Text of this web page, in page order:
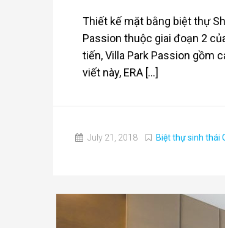
Thiết kế mặt bằng biệt thự
Passion thuộc giai đoạn 2
tiến, Villa Park Passion gồm
viết này, ERA [...]
July 21, 2018 Biệt thự sinh thái